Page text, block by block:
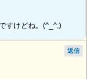
すけどね。(^_^;)
返信